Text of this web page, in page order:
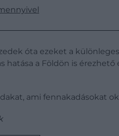
óta ezeket a
a Földön is érezhető
ami fennakadásokat